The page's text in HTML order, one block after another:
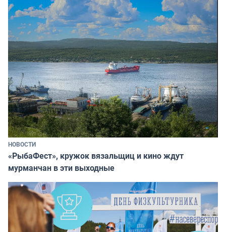
НОВОСТИ
«РыбаФест», кружок вязальщиц и кино ждут
мурманчан в эти выходные